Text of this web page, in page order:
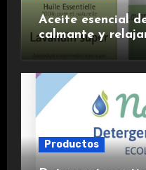
Aceite esencial
calmante y
Productos